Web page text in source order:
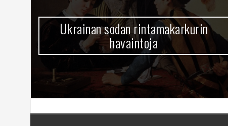
Ukrainan sodan rintamakarkurin
havaintoja